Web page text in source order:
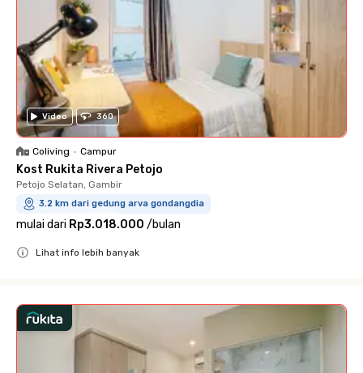
Video 360
Coliving • Campur
Kost Rukita Rivera Petojo
Petojo Selatan, Gambir
3.2 km dari gedung arva gondangdia
mulai dari Rp3.018.000 /bulan
Lihat info lebih banyak